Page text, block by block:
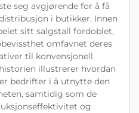
seg avgjørende for å få
i butikker. Innen
sitt salgstall fordoblet,
omfavnet deres
til konvensjonell
illustrerer hvordan
bedrifter i å utnytte den
samtidig som de
og